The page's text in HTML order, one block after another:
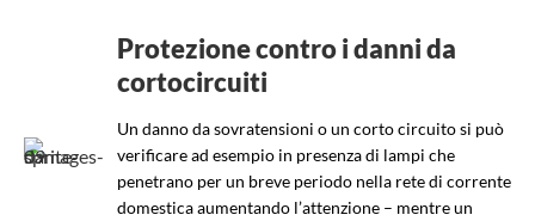
Protezione contro i danni da
cortocircuiti
Un danno da sovratensioni o un corto circuito si può
verificare ad esempio in presenza di lampi che
penetrano per un breve periodo nella rete di corrente
domestica aumentando l’attenzione – mentre un